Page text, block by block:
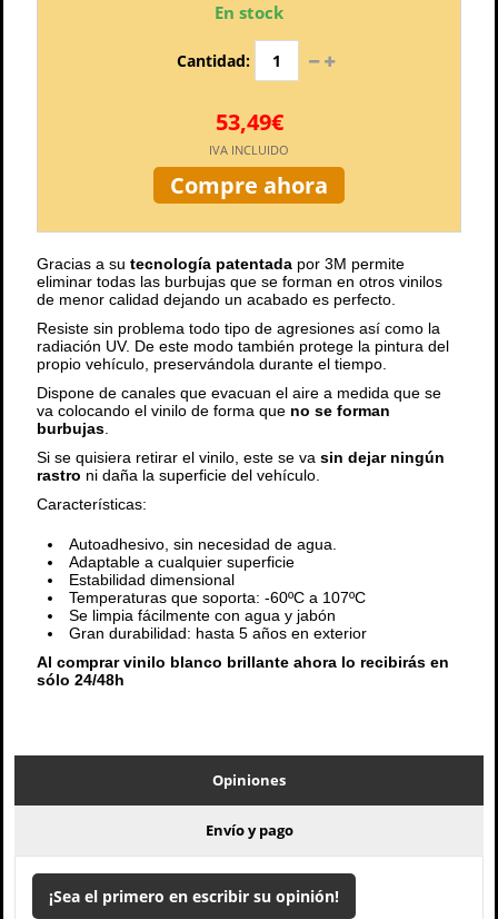
En stock
Cantidad:
53,49€
IVA INCLUIDO
Compre ahora
Gracias a su tecnología patentada por 3M permite
eliminar todas las burbujas que se forman en otros vinilos
de menor calidad dejando un acabado es perfecto.
Resiste sin problema todo tipo de agresiones así como la
radiación UV. De este modo también protege la pintura del
propio vehículo, preservándola durante el tiempo.
Dispone de canales que evacuan el aire a medida que se
va colocando el vinilo de forma que no se forman
burbujas
Si se quisiera retirar el vinilo, este se va sin dejar ningún
rastro ni daña la superficie del vehículo.
Características:
Autoadhesivo, sin necesidad de agua.
Adaptable a cualquier superficie
Estabilidad dimensional
Temperaturas que soporta: -60ºC a 107ºC
Se limpia fácilmente con agua y jabón
Gran durabilidad: hasta 5 años en exterior
Al comprar vinilo blanco brillante ahora lo recibirás en
sólo 24/48h
Opiniones
Envío y pago
¡Sea el primero en escribir su opinión!